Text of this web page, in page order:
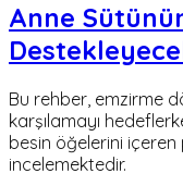
Anne
Bu rehber, emzirme
karşılamayı
besin öğelerini içeren
incelemektedir.